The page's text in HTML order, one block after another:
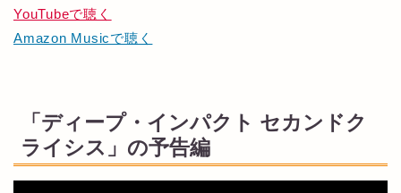
YouTubeで聴く
Amazon Musicで聴く
「ディープ・インパクト セカンドク
ライシス」の予告編